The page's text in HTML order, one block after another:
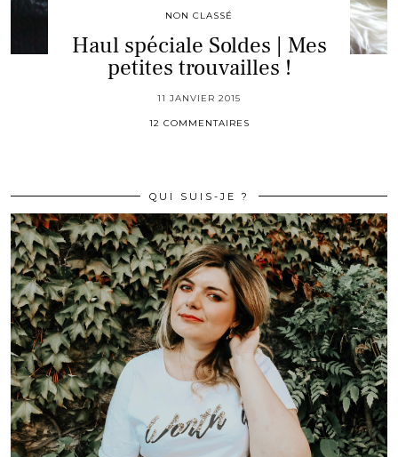
NON CLASSÉ
Haul spéciale Soldes | Mes
petites trouvailles !
11 JANVIER 2015
12 COMMENTAIRES
QUI SUIS-JE ?